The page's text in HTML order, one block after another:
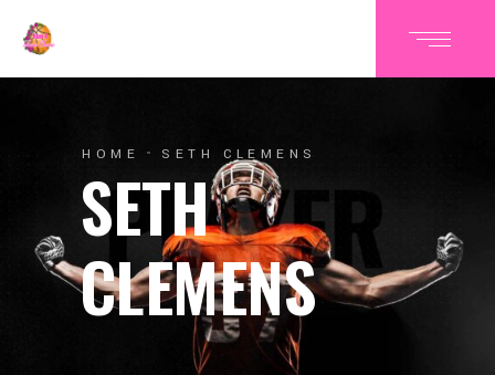
HOME SETH CLEMENS
SETH
CLEMENS